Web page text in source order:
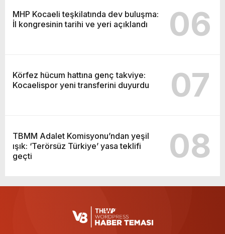
MHP Kocaeli teşkilatında dev buluşma:
İl kongresinin tarihi ve yeri açıklandı
06
Körfez hücum hattına genç takviye:
Kocaelispor yeni transferini duyurdu
07
TBMM Adalet Komisyonu’ndan yeşil
ışık: ‘Terörsüz Türkiye’ yasa teklifi
geçti
08